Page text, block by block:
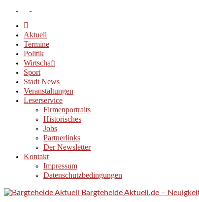
Aktuell
Termine
Politik
Wirtschaft
Sport
Stadt News
Veranstaltungen
Leserservice
Firmenportraits
Historisches
Jobs
Partnerlinks
Der Newsletter
Kontakt
Impressum
Datenschutzbedingungen
Bargteheide Aktuell.de –